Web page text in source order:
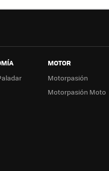
MOTOR
Motorpasión
Motorpasión Moto